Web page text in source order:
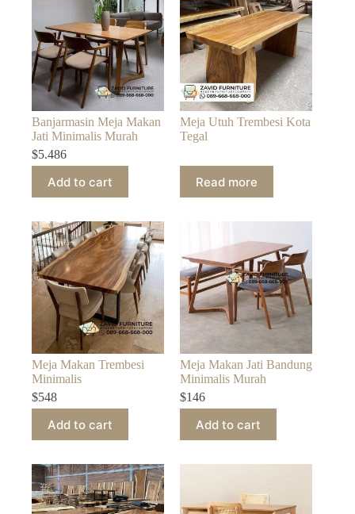
Banjarmasin Meja Makan
Jati Minimalis Murah
$5.486
Add to cart
Meja Utuh Trembesi Kota
Tegal
Read more
Meja Makan Trembesi
Minimalis
$548
Add to cart
Meja Makan Jati Bandung
Minimalis Murah
$146
Add to cart